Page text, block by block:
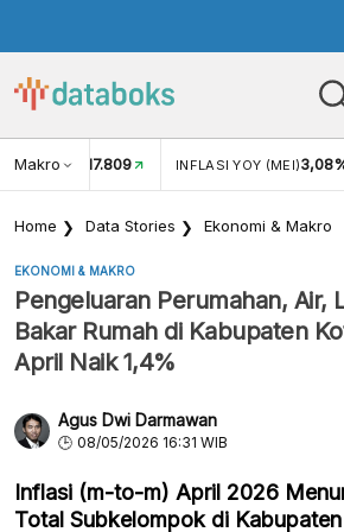
Makro
USD/IDR 17.809 INFLASI YOY (MEI)
Home Data Stories Ekonomi & Makro
EKONOMI & MAKRO
Pengeluaran Perumahan, Air,
Bakar Rumah di Kabupaten
April Naik 1,4%
Agus Dwi Darmawan
08/05/2026 16:31 WIB
Inflasi (m-to-m) April 2026
Total Subkelompok di